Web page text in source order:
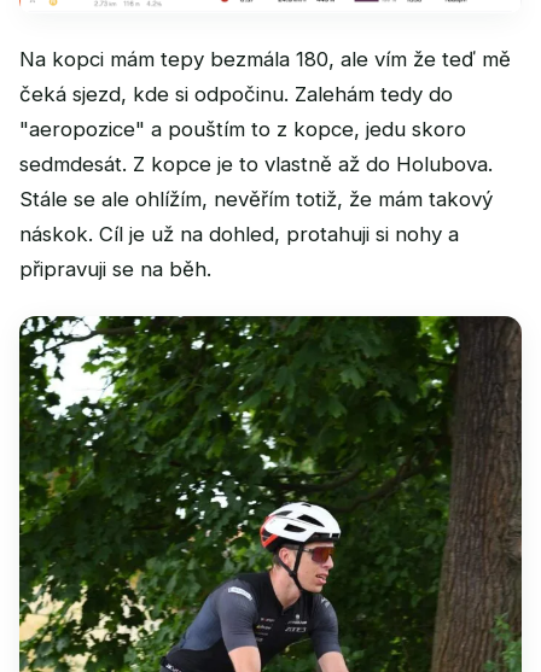
Na kopci mám tepy bezmála 180, ale vím že teď mě
čeká sjezd, kde si odpočinu. Zalehám tedy do
"aeropozice" a pouštím to z kopce, jedu skoro
sedmdesát. Z kopce je to vlastně až do Holubova.
Stále se ale ohlížím, nevěřím totiž, že mám takový
náskok. Cíl je už na dohled, protahuji si nohy a
připravuji se na běh.